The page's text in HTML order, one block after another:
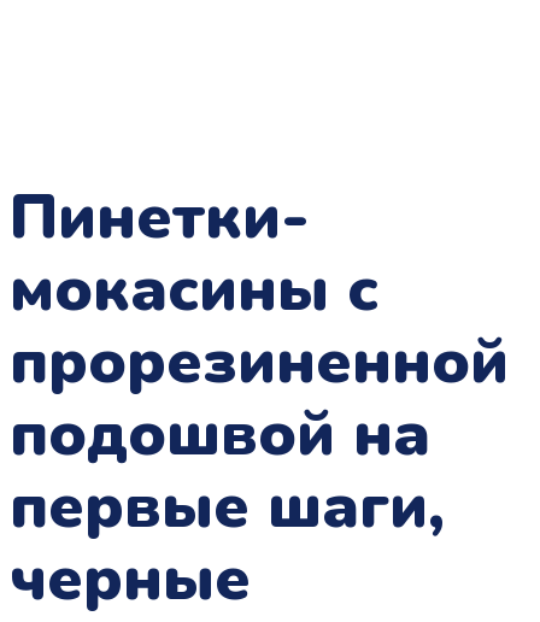
Пинетки-
мокасины с
прорезиненной
подошвой на
первые шаги,
черные